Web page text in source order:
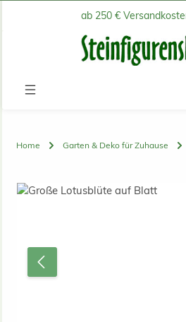
Zum Hauptinhalt springen
ab 250 €
Home Garten & Deko für Zuhause
Bildergalerie überspringen